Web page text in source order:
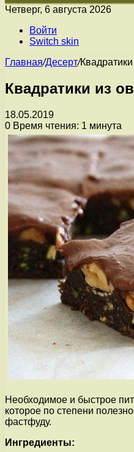
Четверг, 6 августа 2026
Войти
Switch skin
Главная/Десерт/
Квадратики из
18.05.2019
0 Время чтения: 1 минута
Необходимое и быстрое
которое по степени
фастфуду.
Ингредиенты: